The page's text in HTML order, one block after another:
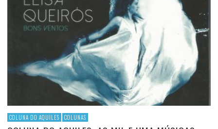
COLUNA DO AQUILES COLUNAS